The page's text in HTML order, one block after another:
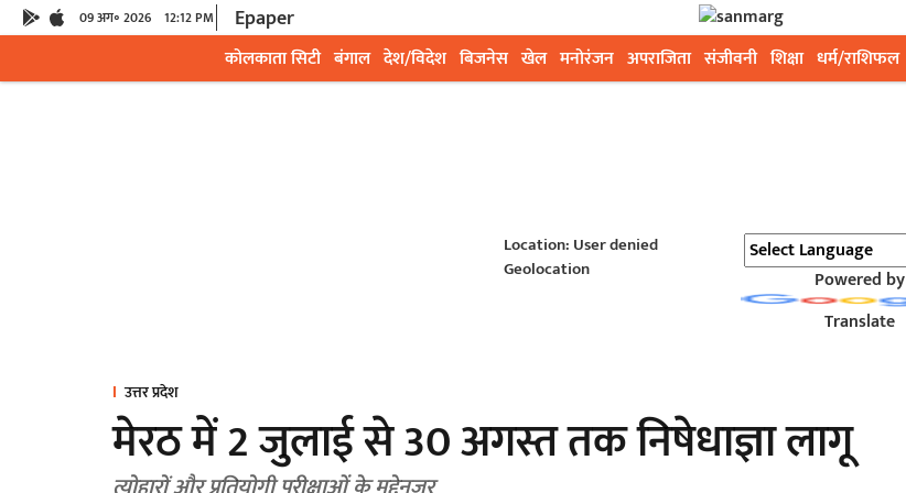
09 अग॰ 2026 12:12 PM Epaper
कोलकाता सिटी बंगाल देश/विदेश बिजनेस खेल मनोरंजन अपराजिता संजीवनी शिक्षा धर्म/राशिफल
Location: User denied
Geolocation
Powered by
Translate
उत्तर प्रदेश
मेरठ में 2 जुलाई से 30 अगस्त तक निषेधाज्ञा लागू